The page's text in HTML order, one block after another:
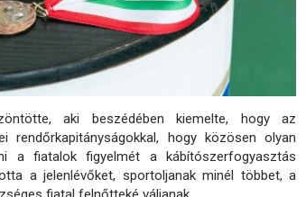
aki beszédében kiemelte, hogy az
hogy közösen olyan
a fiatalok figyelmét a kábítószerfogyasztás
a jelenlévőket, sportoljanak minél többet, a